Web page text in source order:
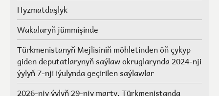
Hyzmatdaşlyk
Wakalaryň jümmişinde
Türkmenistanyň Mejlisiniň möhletinden öň çykyp
giden deputatlarynyň saýlaw okruglarynda 2024-nji
ýylyň 7-nji iýulynda geçirilen saýlawlar
2026-njy ýylyň 29-njy marty. Türkmenistanda